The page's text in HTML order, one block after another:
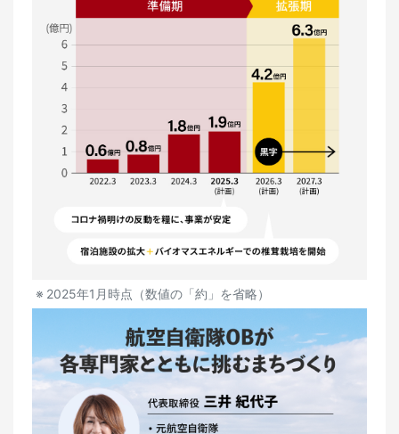
2025年1月時点（数値の「約」を省略）